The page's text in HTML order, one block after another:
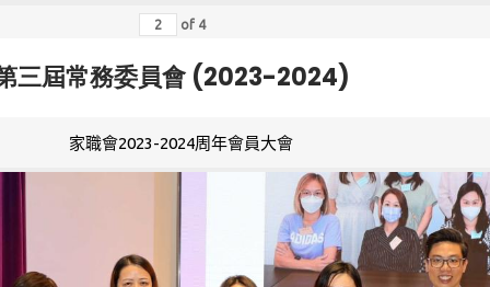
of 4
三屆常務委員會 (2023-2024)
家職會2023-2024周年會員大會